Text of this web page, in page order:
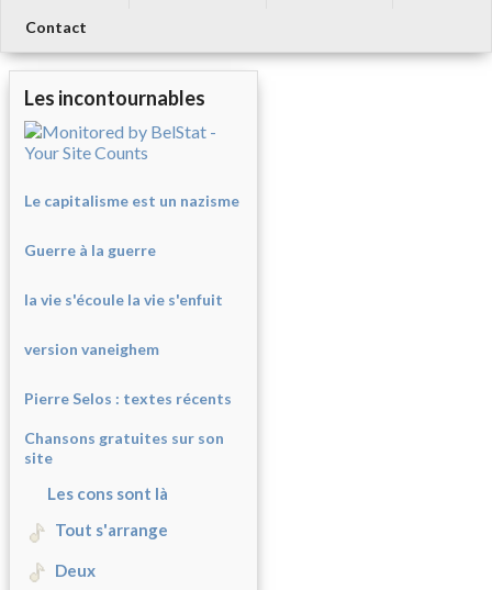
Contact
Les incontournables
Le capitalisme est un nazisme
Guerre à la guerre
la vie s'écoule la vie s'enfuit
version vaneighem
Pierre Selos : textes récents
Chansons gratuites sur son
site
Les cons sont là
Tout s'arrange
Deux